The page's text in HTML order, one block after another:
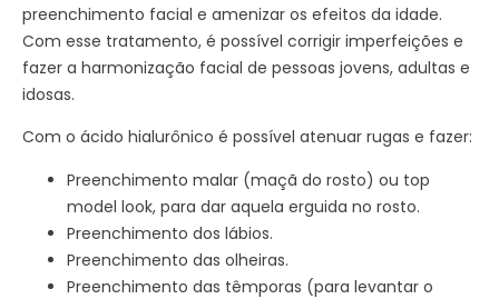
preenchimento facial e amenizar os efeitos da idade.
Com esse tratamento, é possível corrigir imperfeições e
fazer a harmonização facial de pessoas jovens, adultas e
idosas.
Com o ácido hialurônico é possível atenuar rugas e fazer:
Preenchimento malar (maçã do rosto) ou top
model look, para dar aquela erguida no rosto.
Preenchimento dos lábios.
Preenchimento das olheiras.
Preenchimento das têmporas (para levantar o